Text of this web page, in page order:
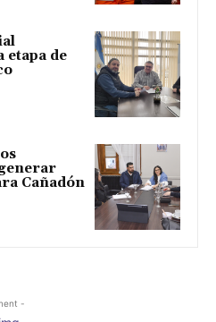
de
Cañadón
-